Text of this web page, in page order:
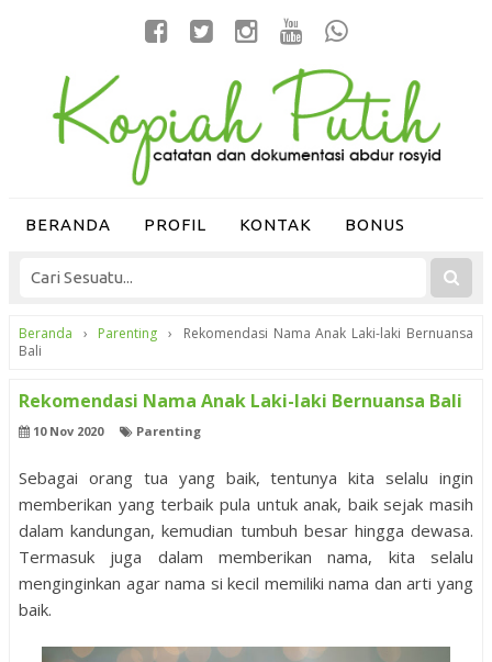
BERANDA PROFIL KONTAK BONUS
Beranda › Parenting ›
Rekomendasi Nama Anak Laki-laki Bernuansa
Bali
Rekomendasi Nama Anak Laki-laki Bernuansa Bali
10 Nov 2020 Parenting
Sebagai orang tua yang baik, tentunya kita selalu ingin
memberikan yang terbaik pula untuk anak, baik sejak masih
dalam kandungan, kemudian tumbuh besar hingga dewasa.
Termasuk juga dalam memberikan nama, kita selalu
menginginkan agar nama si kecil memiliki nama dan arti yang
baik.